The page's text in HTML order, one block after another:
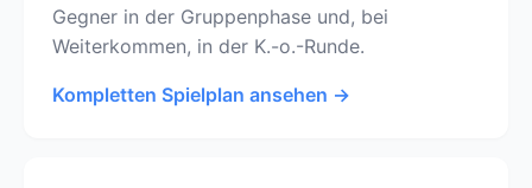
Gegner in der Gruppenphase und, bei
Weiterkommen, in der K.-o.-Runde.
Kompletten Spielplan ansehen →